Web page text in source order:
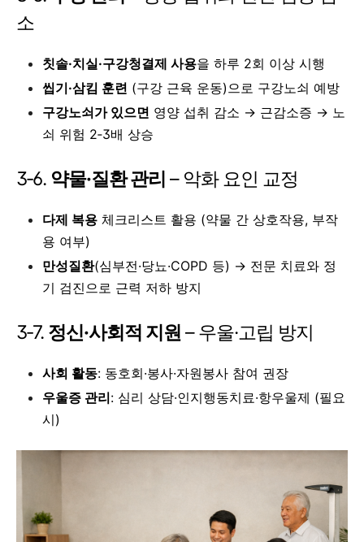
소
칫솔·치실·구강청결제 사용을 하루 2회 이상 시행
씹기·삼킴 훈련 (구강 근육 운동)으로 구강노쇠 예방
구강노쇠가 있으면 영양 섭취 감소 → 근감소증 → 노
쇠 위험 2‑3배 상승
3‑6. 약물·질환 관리 – 악화 요인 교정
다제 복용 체크리스트 활용 (약물 간 상호작용, 부작
용 여부)
만성질환(심부전·당뇨·COPD 등) → 전문 치료와 정
기 검진으로 근력 저하 방지
3‑7. 정신·사회적 지원 – 우울·고립 방지
사회 활동: 동호회·봉사·자원봉사 참여 권장
우울증 관리: 심리 상담·인지행동치료·항우울제 (필요
시)